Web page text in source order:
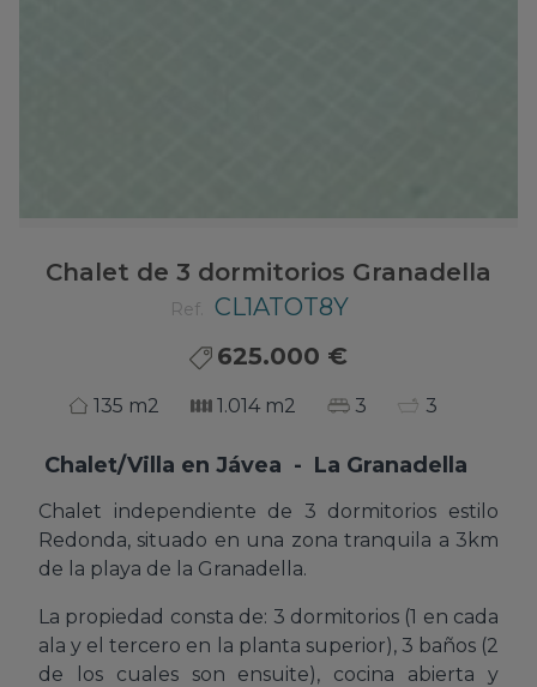
Chalet de 3 dormitorios Granadella
Ref.
CL1ATOT8Y
625.000 €
135 m2 1.014 m2 3 3
Chalet/Villa en Jávea - La Granadella
Chalet independiente de 3 dormitorios estilo
Redonda, situado en una zona tranquila a 3km
de la playa de la Granadella.
La propiedad consta de: 3 dormitorios (1 en cada
ala y el tercero en la planta superior), 3 baños (2
de los cuales son ensuite), cocina abierta y